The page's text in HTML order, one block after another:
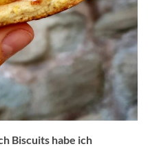
Biscuits habe ich